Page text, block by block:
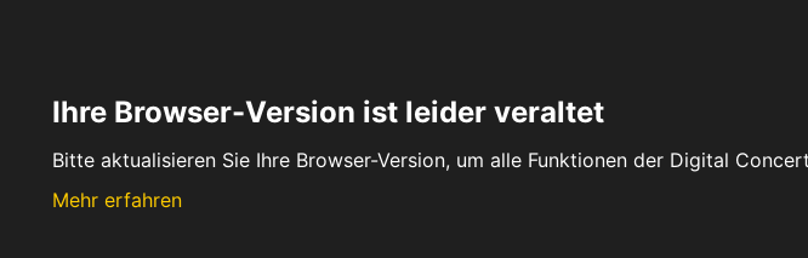
Ihre Browser-Version ist leider veraltet
Bitte aktualisieren Sie Ihre Browser-Version, um alle Funktionen der Digital
Mehr erfahren